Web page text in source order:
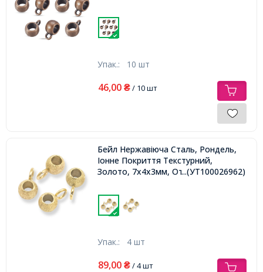
Упак.: 10 шт
46,00 ₴/ 10 шт
Бейл Нержавіюча Сталь, Рондель,
Іонне Покриття Текстурний,
Золото, 7х4х3мм, Отвір 2мм,
...(УТ100026962)
Упак.: 4 шт
89,00 ₴/ 4 шт